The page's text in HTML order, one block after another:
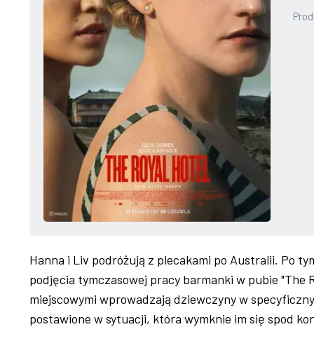
Hanna i Liv podróżują z plecakami po Australii. Po
podjęcia tymczasowej pracy barmanki w pubie "The
miejscowymi wprowadzają dziewczyny w
postawione w sytuacji, która wymknie im się spod